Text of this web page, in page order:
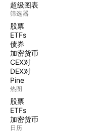
超级图表
筛选器
股票
ETFs
债券
加密货币
CEX对
DEX对
Pine
热图
股票
ETFs
加密货币
日历